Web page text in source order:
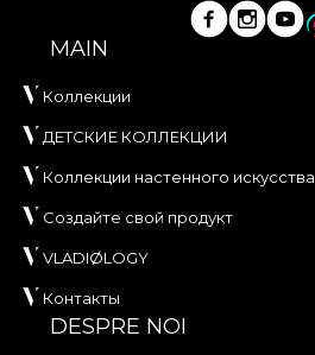
MAIN
Коллекции
ДЕТСКИЕ КОЛЛЕКЦИИ
Коллекции настенного искусства
Создайте свой продукт
VLADIØLOGY
Контакты
DESPRE NOI